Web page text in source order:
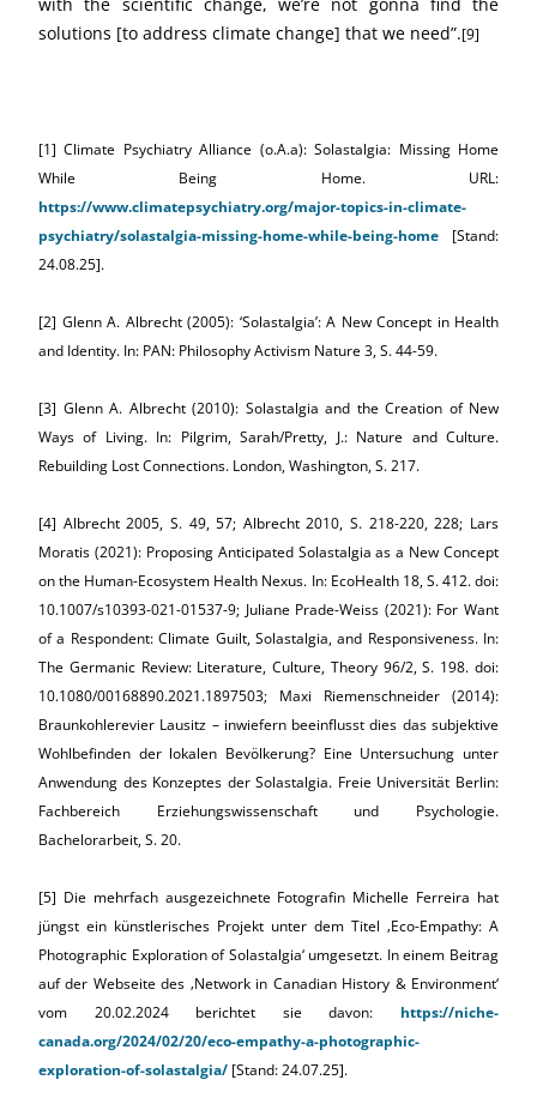
solutions [to address climate change] that we need”.[9]
[1] Climate Psychiatry Alliance (o.A.a): Solastalgia: Missing Home
While Being Home. URL:
https://www.climatepsychiatry.org/major-topics-in-climate-
psychiatry/solastalgia-missing-home-while-being-home [Stand:
24.08.25].
[2] Glenn A. Albrecht (2005): ‘Solastalgia’: A New Concept in Health
and Identity. In: PAN: Philosophy Activism Nature 3, S. 44-59.
[3] Glenn A. Albrecht (2010): Solastalgia and the Creation of New
Ways of Living. In: Pilgrim, Sarah/Pretty, J.: Nature and Culture.
Rebuilding Lost Connections. London, Washington, S. 217.
[4] Albrecht 2005, S. 49, 57; Albrecht 2010, S. 218-220, 228; Lars
Moratis (2021): Proposing Anticipated Solastalgia as a New Concept
on the Human-Ecosystem Health Nexus. In: EcoHealth 18, S. 412. doi:
10.1007/s10393-021-01537-9; Juliane Prade-Weiss (2021): For Want
of a Respondent: Climate Guilt, Solastalgia, and Responsiveness. In:
The Germanic Review: Literature, Culture, Theory 96/2, S. 198. doi:
10.1080/00168890.2021.1897503; Maxi Riemenschneider (2014):
Braunkohlerevier Lausitz – inwiefern beeinflusst dies das subjektive
Wohlbefinden der lokalen Bevölkerung? Eine Untersuchung unter
Anwendung des Konzeptes der Solastalgia. Freie Universität Berlin:
Fachbereich Erziehungswissenschaft und Psychologie.
Bachelorarbeit, S. 20.
[5] Die mehrfach ausgezeichnete Fotografin Michelle Ferreira hat
jüngst ein künstlerisches Projekt unter dem Titel ‚Eco-Empathy: A
Photographic Exploration of Solastalgia‘ umgesetzt. In einem Beitrag
auf der Webseite des ‚Network in Canadian History & Environment‘
vom 20.02.2024 berichtet sie davon: https://niche-
canada.org/2024/02/20/eco-empathy-a-photographic-
exploration-of-solastalgia/ [Stand: 24.07.25].